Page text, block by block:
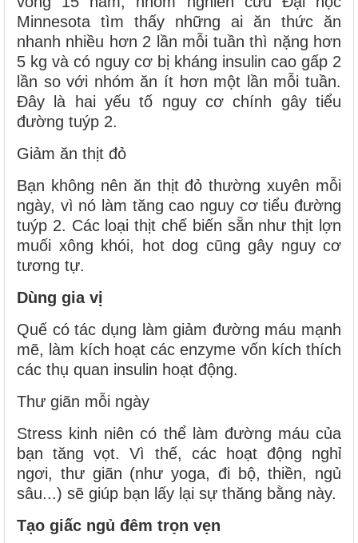
Minnesota tìm thấy những ai ăn thức ăn
nhanh nhiều hơn 2 lần mỗi tuần thì nặng hơn
5 kg và có nguy cơ bị kháng insulin cao gấp 2
lần so với nhóm ăn ít hơn một lần mỗi tuần.
Đây là hai yếu tố nguy cơ chính gây tiểu
đường tuýp 2.
Giảm ăn thịt đỏ
Bạn không nên ăn thịt đỏ thường xuyên mỗi
ngày, vì nó làm tăng cao nguy cơ tiểu đường
tuýp 2. Các loại thịt chế biến sẵn như thịt lợn
muối xông khói, hot dog cũng gây nguy cơ
tương tự.
Dùng gia vị
Quế có tác dụng làm giảm đường máu mạnh
mẽ, làm kích hoạt các enzyme vốn kích thích
các thụ quan insulin hoạt động.
Thư giãn mỗi ngày
Stress kinh niên có thể làm đường máu của
bạn tăng vọt. Vì thế, các hoạt động nghỉ
ngơi, thư giãn (như yoga, đi bộ, thiền, ngủ
sâu...) sẽ giúp bạn lấy lại sự thăng bằng này.
Tạo giấc ngủ đêm trọn vẹn